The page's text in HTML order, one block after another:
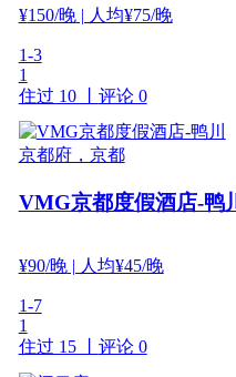
¥150/晚| 人均¥75/晚
1-3
1
住过 10 丨 评论 0
京都府，京都
VMG京都度假酒店-鸭川
¥90/晚| 人均¥45/晚
1-7
1
住过 15 丨 评论 0